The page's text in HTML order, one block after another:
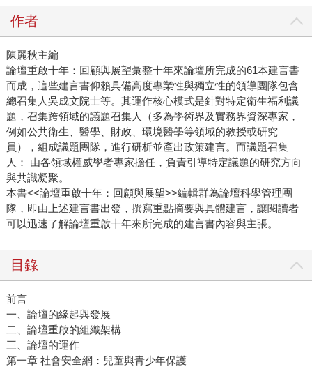
作者
陳麗秋主編
論壇重啟十年：回顧與展望彙整十年來論壇所完成的61本建言書
而成，這些建言書仰賴具備高度專業性與獨立性的領導團隊包含
總召集人吳成文院士等。其運作核心模式是針對特定衛生福利議
題，召集跨領域的議題召集人（多為學術界及實務界資深專家，
例如公共衛生、醫學、財政、環境醫學等領域的教授或研究
員），組成議題團隊，進行研析並產出政策建言。而議題召集
人： 由各領域權威學者專家擔任，負責引導特定議題的研究方向
與共識凝聚。
本書<<論壇重啟十年：回顧與展望>>編輯群為論壇科學管理團
隊，即由上述建言書出發，撰寫重點摘要與具體建言，讓閱讀者
可以迅速了解論壇重啟十年來所完成的建言書內容與主張。
目錄
前言
一、論壇的緣起與發展
二、論壇重啟的組織架構
三、論壇的運作
第一章 社會安全網：兒童與青少年保護